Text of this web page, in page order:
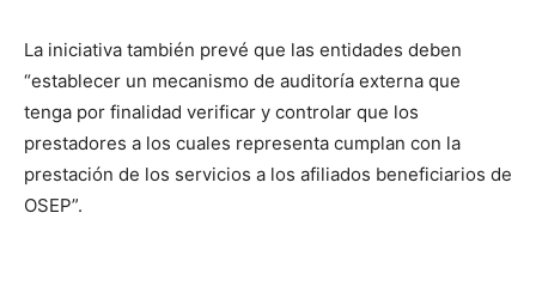
La iniciativa también prevé que las entidades deben
“establecer un mecanismo de auditoría externa que
tenga por finalidad verificar y controlar que los
prestadores a los cuales representa cumplan con la
prestación de los servicios a los afiliados beneficiarios de
OSEP”.